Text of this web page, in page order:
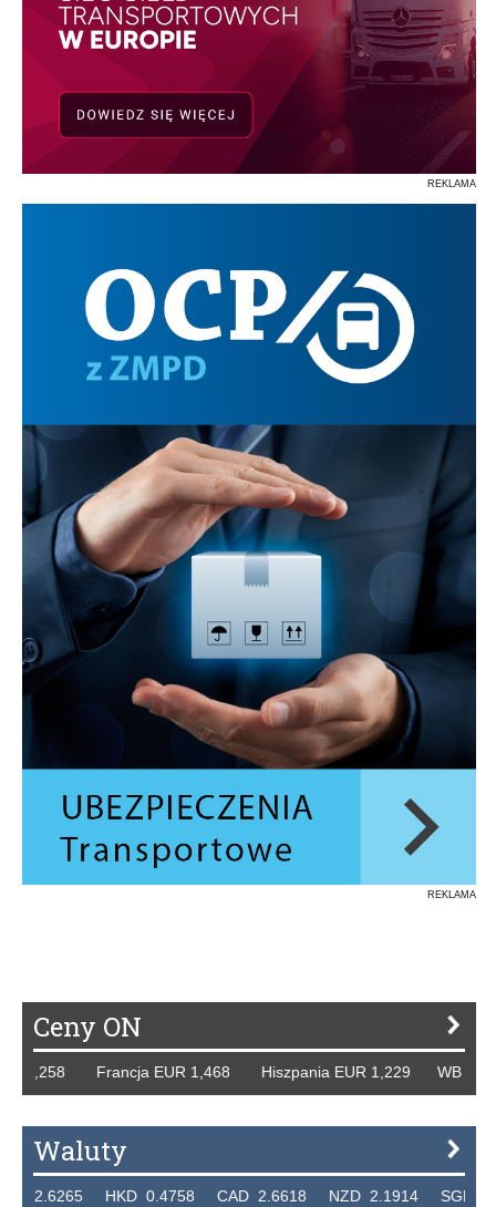
REKLAMA
REKLAMA
Ceny ON
Francja EUR 1,468 Hiszpania EUR 1,229 WB GBP
Waluty
HKD 0.4758 CAD 2.6618 NZD 2.1914 SGD